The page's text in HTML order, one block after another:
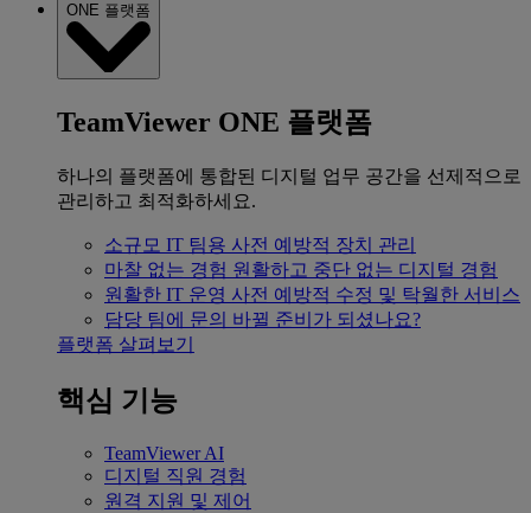
ONE 플랫폼
TeamViewer ONE 플랫폼
하나의 플랫폼에 통합된 디지털 업무 공간을 선제적으로
관리하고 최적화하세요.
소규모 IT 팀용 사전 예방적 장치 관리
마찰 없는 경험 원활하고 중단 없는 디지털 경험
원활한 IT 운영 사전 예방적 수정 및 탁월한 서비스
담당 팀에 문의 바뀔 준비가 되셨나요?
플랫폼 살펴보기
핵심 기능
TeamViewer AI
디지털 직원 경험
원격 지원 및 제어